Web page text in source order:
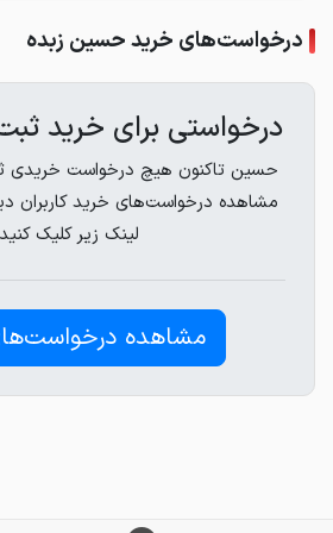
درخواست‌های خرید حسین زبده
درخواستی برای خرید
حسین تاکنون هیچ درخواست خریدی
لینک زیر کلیک
مشاهده